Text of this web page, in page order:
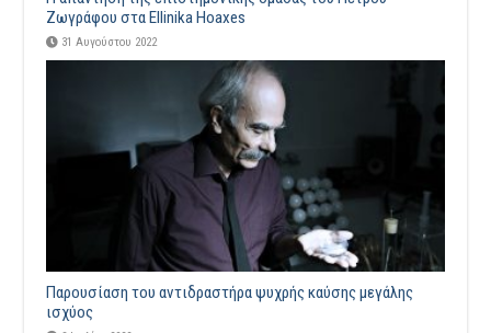
Ζωγράφου στα Ellinika Hoaxes
31 Αυγούστου 2022
Παρουσίαση του αντιδραστήρα ψυχρής καύσης μεγάλης
ισχύος